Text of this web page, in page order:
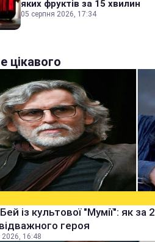
яких фруктів за 15 хвилин
05 серпня 2026, 17:34
цікавого
із культової "Мумії": як за
героя
2026, 16:48